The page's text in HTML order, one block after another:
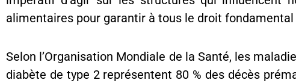
alimentaires pour garantir à tous le droit fondamental
Selon l’Organisation Mondiale de la Santé, les
diabète de type 2 représentent 80 % des décès